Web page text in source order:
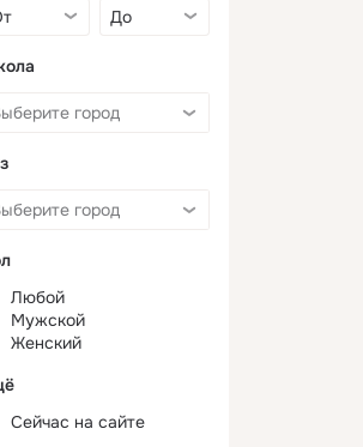
Любой
Мужской
Женский
Сейчас на сайте